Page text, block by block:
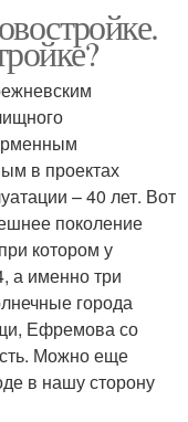
в проектах
– 40 лет. Вот
поколение
котором у
а именно три
города
Ефремова со
Можно еще
в нашу сторону